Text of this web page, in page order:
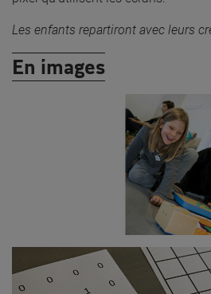
Les enfants repartiront avec leurs
En images